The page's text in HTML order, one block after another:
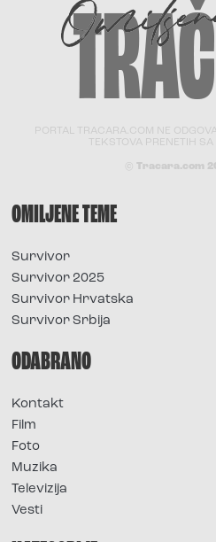
PORTAL TRACARA.COM NE
TEKSTOVA PRENETIH
© Tracara.com
OMILJENE TEME
Survivor
Survivor 2025
Survivor Hrvatska
Survivor Srbija
ODABRANO
Kontakt
Film
Foto
Muzika
Televizija
Vesti